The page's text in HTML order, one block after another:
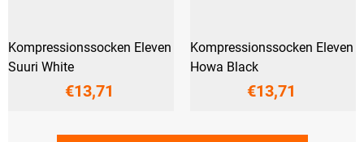
Kompressionssocken Eleven
Suuri White
€13,71
Kompressionssocken Eleven
Howa Black
€13,71